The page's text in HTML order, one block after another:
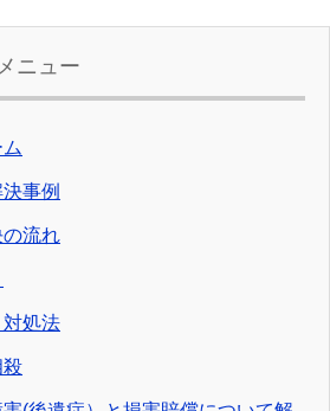
ニュー
事例
流れ
処法
殺